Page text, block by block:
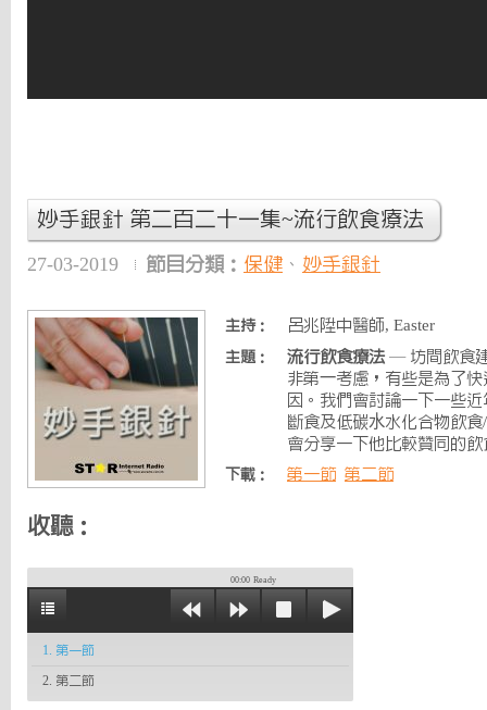
妙手銀針 第二百二十一集~流行飲食療法
27-03-2019 節目分類： 保健 、 妙手銀針
主持： 呂兆陞中醫師, Easter
主題： 流行飲食療法 — 坊間飲食
非第⼀考慮，有些是為了
因。我們會討論一下一些
斷食及低碳⽔水化合物飲
會分享一下他比較贊同的飲
下載： 第一節 第二節
收聽：
00:00 Ready
1. 第一節
2. 第二節